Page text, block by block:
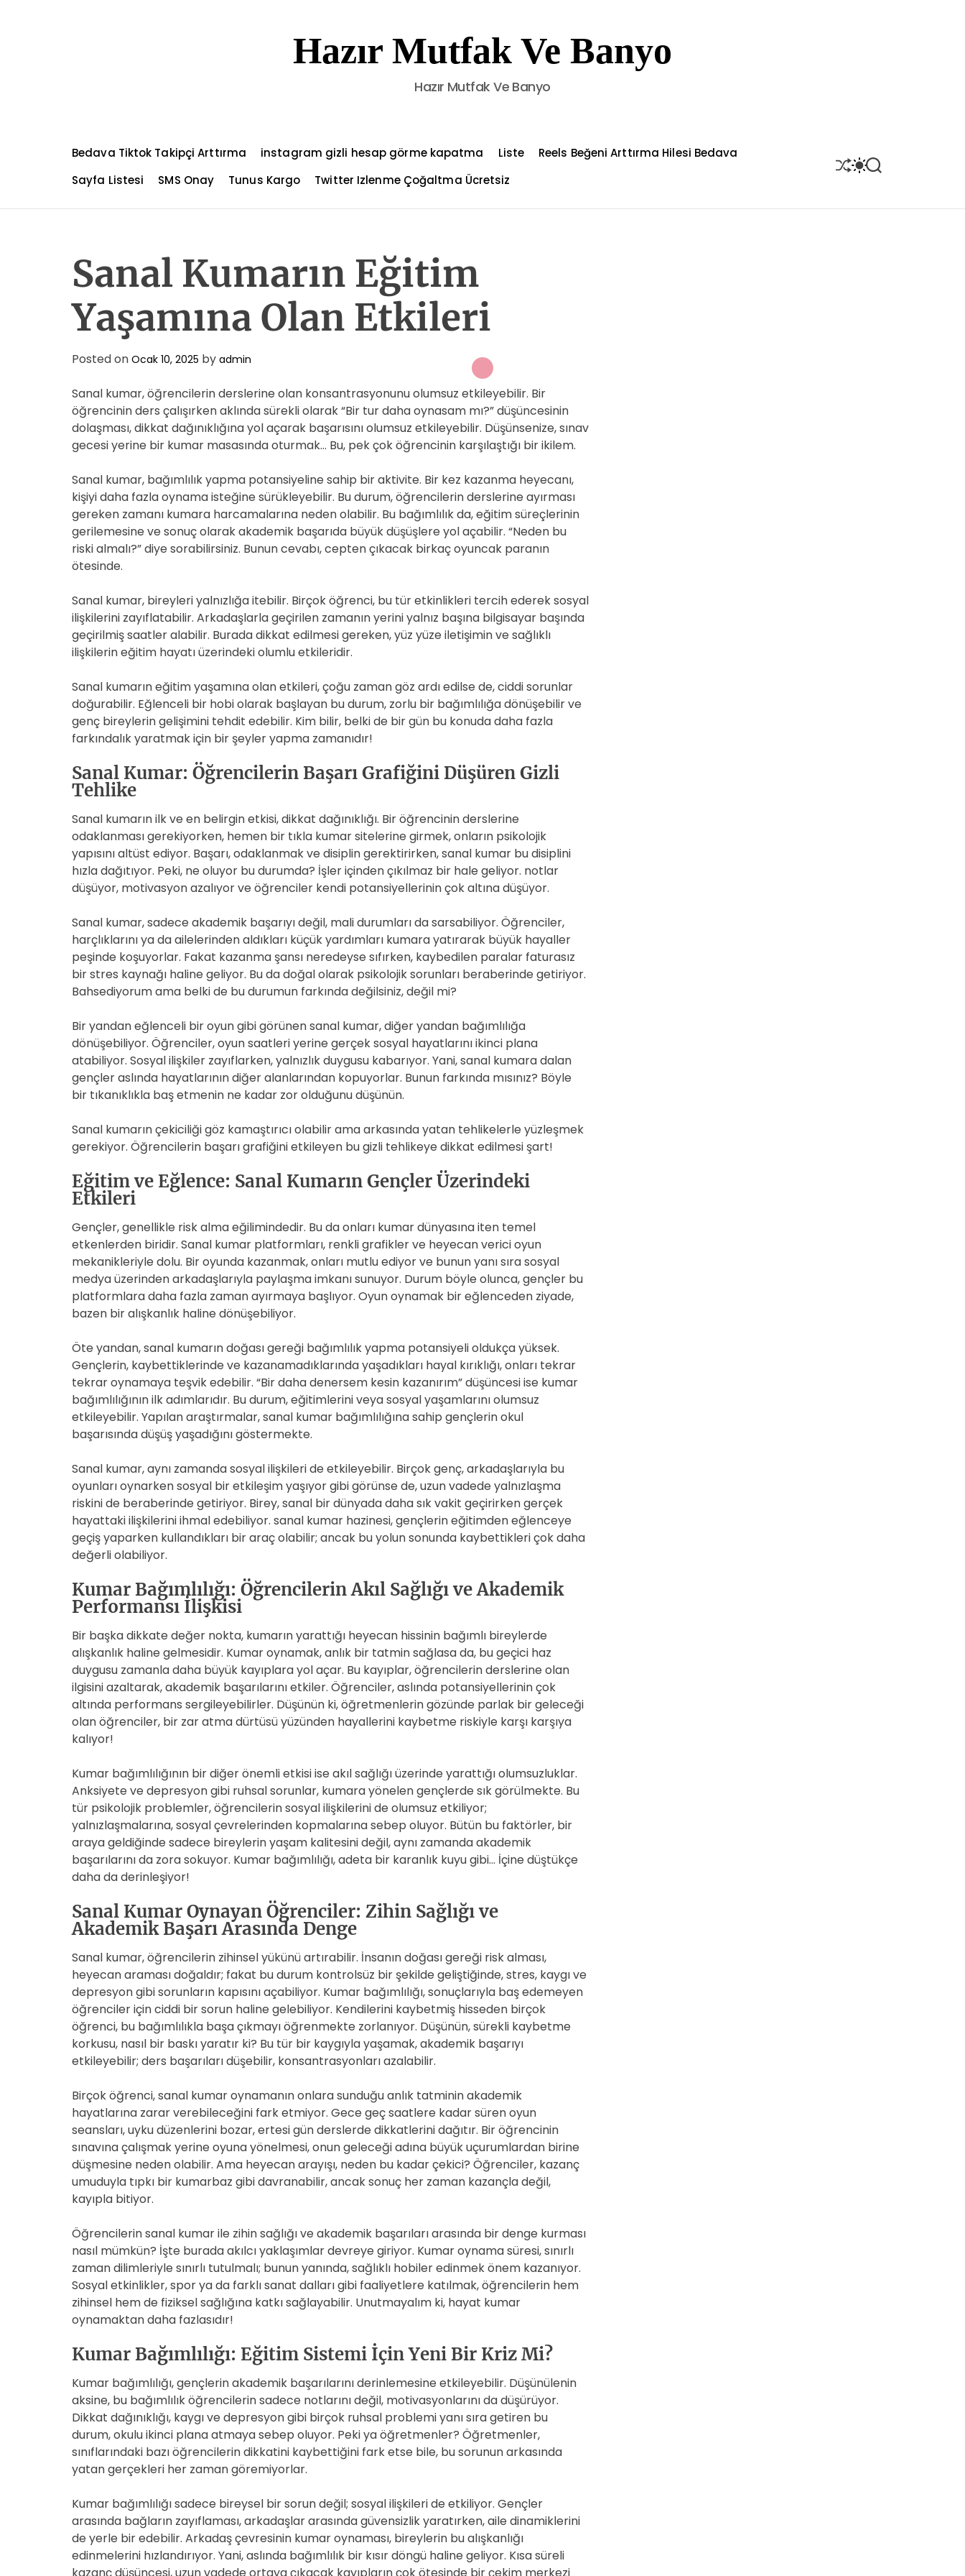
t
Hazır Mutfak Ve Banyo
Hazır Mutfak Ve Banyo
Bedava Tiktok Takipçi Arttırma instagram gizli hesap görme kapatma Liste
Reels Beğeni Arttırma Hilesi Bedava
Sayfa Listesi
SMS Onay Tunus Kargo Twitter Izlenme Çoğaltma Ücretsiz
S
H
S
W
S
E
Sanal Kumarın Eğitim
Yaşamına Olan Etkileri
Posted on Ocak 10, 2025 by admin
Sanal kumar, öğrencilerin derslerine olan konsantrasyonunu olumsuz etkileyebilir. Bir
öğrencinin ders çalışırken aklında sürekli olarak “Bir tur daha oynasam mı?” düşüncesinin
dolaşması, dikkat dağınıklığına yol açarak başarısını olumsuz etkileyebilir. Düşünsenize, sınav
gecesi yerine bir kumar masasında oturmak… Bu, pek çok öğrencinin karşılaştığı bir ikilem.
Sanal kumar, bağımlılık yapma potansiyeline sahip bir aktivite. Bir kez kazanma heyecanı,
kişiyi daha fazla oynama isteğine sürükleyebilir. Bu durum, öğrencilerin derslerine ayırması
gereken zamanı kumara harcamalarına neden olabilir. Bu bağımlılık da, eğitim süreçlerinin
gerilemesine ve sonuç olarak akademik başarıda büyük düşüşlere yol açabilir. “Neden bu
riski almalı?” diye sorabilirsiniz. Bunun cevabı, cepten çıkacak birkaç oyuncak paranın
ötesinde.
Sanal kumar, bireyleri yalnızlığa itebilir. Birçok öğrenci, bu tür etkinlikleri tercih ederek sosyal
ilişkilerini zayıflatabilir. Arkadaşlarla geçirilen zamanın yerini yalnız başına bilgisayar başında
geçirilmiş saatler alabilir. Burada dikkat edilmesi gereken, yüz yüze iletişimin ve sağlıklı
ilişkilerin eğitim hayatı üzerindeki olumlu etkileridir.
Sanal kumarın eğitim yaşamına olan etkileri, çoğu zaman göz ardı edilse de, ciddi sorunlar
doğurabilir. Eğlenceli bir hobi olarak başlayan bu durum, zorlu bir bağımlılığa dönüşebilir ve
genç bireylerin gelişimini tehdit edebilir. Kim bilir, belki de bir gün bu konuda daha fazla
farkındalık yaratmak için bir şeyler yapma zamanıdır!
Sanal Kumar: Öğrencilerin Başarı Grafiğini Düşüren Gizli
Tehlike
Sanal kumarın ilk ve en belirgin etkisi, dikkat dağınıklığı. Bir öğrencinin derslerine
odaklanması gerekiyorken, hemen bir tıkla kumar sitelerine girmek, onların psikolojik
yapısını altüst ediyor. Başarı, odaklanmak ve disiplin gerektirirken, sanal kumar bu disiplini
hızla dağıtıyor. Peki, ne oluyor bu durumda? İşler içinden çıkılmaz bir hale geliyor. notlar
düşüyor, motivasyon azalıyor ve öğrenciler kendi potansiyellerinin çok altına düşüyor.
Sanal kumar, sadece akademik başarıyı değil, mali durumları da sarsabiliyor. Öğrenciler,
harçlıklarını ya da ailelerinden aldıkları küçük yardımları kumara yatırarak büyük hayaller
peşinde koşuyorlar. Fakat kazanma şansı neredeyse sıfırken, kaybedilen paralar faturasız
bir stres kaynağı haline geliyor. Bu da doğal olarak psikolojik sorunları beraberinde getiriyor.
Bahsediyorum ama belki de bu durumun farkında değilsiniz, değil mi?
Bir yandan eğlenceli bir oyun gibi görünen sanal kumar, diğer yandan bağımlılığa
dönüşebiliyor. Öğrenciler, oyun saatleri yerine gerçek sosyal hayatlarını ikinci plana
atabiliyor. Sosyal ilişkiler zayıflarken, yalnızlık duygusu kabarıyor. Yani, sanal kumara dalan
gençler aslında hayatlarının diğer alanlarından kopuyorlar. Bunun farkında mısınız? Böyle
bir tıkanıklıkla baş etmenin ne kadar zor olduğunu düşünün.
Sanal kumarın çekiciliği göz kamaştırıcı olabilir ama arkasında yatan tehlikelerle yüzleşmek
gerekiyor. Öğrencilerin başarı grafiğini etkileyen bu gizli tehlikeye dikkat edilmesi şart!
Eğitim ve Eğlence: Sanal Kumarın Gençler Üzerindeki
Etkileri
Gençler, genellikle risk alma eğilimindedir. Bu da onları kumar dünyasına iten temel
etkenlerden biridir. Sanal kumar platformları, renkli grafikler ve heyecan verici oyun
mekanikleriyle dolu. Bir oyunda kazanmak, onları mutlu ediyor ve bunun yanı sıra sosyal
medya üzerinden arkadaşlarıyla paylaşma imkanı sunuyor. Durum böyle olunca, gençler bu
platformlara daha fazla zaman ayırmaya başlıyor. Oyun oynamak bir eğlenceden ziyade,
bazen bir alışkanlık haline dönüşebiliyor.
Öte yandan, sanal kumarın doğası gereği bağımlılık yapma potansiyeli oldukça yüksek.
Gençlerin, kaybettiklerinde ve kazanamadıklarında yaşadıkları hayal kırıklığı, onları tekrar
tekrar oynamaya teşvik edebilir. “Bir daha denersem kesin kazanırım” düşüncesi ise kumar
bağımlılığının ilk adımlarıdır. Bu durum, eğitimlerini veya sosyal yaşamlarını olumsuz
etkileyebilir. Yapılan araştırmalar, sanal kumar bağımlılığına sahip gençlerin okul
başarısında düşüş yaşadığını göstermekte.
Sanal kumar, aynı zamanda sosyal ilişkileri de etkileyebilir. Birçok genç, arkadaşlarıyla bu
oyunları oynarken sosyal bir etkileşim yaşıyor gibi görünse de, uzun vadede yalnızlaşma
riskini de beraberinde getiriyor. Birey, sanal bir dünyada daha sık vakit geçirirken gerçek
hayattaki ilişkilerini ihmal edebiliyor. sanal kumar hazinesi, gençlerin eğitimden eğlenceye
geçiş yaparken kullandıkları bir araç olabilir; ancak bu yolun sonunda kaybettikleri çok daha
değerli olabiliyor.
Kumar Bağımlılığı: Öğrencilerin Akıl Sağlığı ve Akademik
Performansı İlişkisi
Bir başka dikkate değer nokta, kumarın yarattığı heyecan hissinin bağımlı bireylerde
alışkanlık haline gelmesidir. Kumar oynamak, anlık bir tatmin sağlasa da, bu geçici haz
duygusu zamanla daha büyük kayıplara yol açar. Bu kayıplar, öğrencilerin derslerine olan
ilgisini azaltarak, akademik başarılarını etkiler. Öğrenciler, aslında potansiyellerinin çok
altında performans sergileyebilirler. Düşünün ki, öğretmenlerin gözünde parlak bir geleceği
olan öğrenciler, bir zar atma dürtüsü yüzünden hayallerini kaybetme riskiyle karşı karşıya
kalıyor!
Kumar bağımlılığının bir diğer önemli etkisi ise akıl sağlığı üzerinde yarattığı olumsuzluklar.
Anksiyete ve depresyon gibi ruhsal sorunlar, kumara yönelen gençlerde sık görülmekte. Bu
tür psikolojik problemler, öğrencilerin sosyal ilişkilerini de olumsuz etkiliyor;
yalnızlaşmalarına, sosyal çevrelerinden kopmalarına sebep oluyor. Bütün bu faktörler, bir
araya geldiğinde sadece bireylerin yaşam kalitesini değil, aynı zamanda akademik
başarılarını da zora sokuyor. Kumar bağımlılığı, adeta bir karanlık kuyu gibi… İçine düştükçe
daha da derinleşiyor!
Sanal Kumar Oynayan Öğrenciler: Zihin Sağlığı ve
Akademik Başarı Arasında Denge
Sanal kumar, öğrencilerin zihinsel yükünü artırabilir. İnsanın doğası gereği risk alması,
heyecan araması doğaldır; fakat bu durum kontrolsüz bir şekilde geliştiğinde, stres, kaygı ve
depresyon gibi sorunların kapısını açabiliyor. Kumar bağımlılığı, sonuçlarıyla baş edemeyen
öğrenciler için ciddi bir sorun haline gelebiliyor. Kendilerini kaybetmiş hisseden birçok
öğrenci, bu bağımlılıkla başa çıkmayı öğrenmekte zorlanıyor. Düşünün, sürekli kaybetme
korkusu, nasıl bir baskı yaratır ki? Bu tür bir kaygıyla yaşamak, akademik başarıyı
etkileyebilir; ders başarıları düşebilir, konsantrasyonları azalabilir.
Birçok öğrenci, sanal kumar oynamanın onlara sunduğu anlık tatminin akademik
hayatlarına zarar verebileceğini fark etmiyor. Gece geç saatlere kadar süren oyun
seansları, uyku düzenlerini bozar, ertesi gün derslerde dikkatlerini dağıtır. Bir öğrencinin
sınavına çalışmak yerine oyuna yönelmesi, onun geleceği adına büyük uçurumlardan birine
düşmesine neden olabilir. Ama heyecan arayışı, neden bu kadar çekici? Öğrenciler, kazanç
umuduyla tıpkı bir kumarbaz gibi davranabilir, ancak sonuç her zaman kazançla değil,
kayıpla bitiyor.
Öğrencilerin sanal kumar ile zihin sağlığı ve akademik başarıları arasında bir denge kurması
nasıl mümkün? İşte burada akılcı yaklaşımlar devreye giriyor. Kumar oynama süresi, sınırlı
zaman dilimleriyle sınırlı tutulmalı; bunun yanında, sağlıklı hobiler edinmek önem kazanıyor.
Sosyal etkinlikler, spor ya da farklı sanat dalları gibi faaliyetlere katılmak, öğrencilerin hem
zihinsel hem de fiziksel sağlığına katkı sağlayabilir. Unutmayalım ki, hayat kumar
oynamaktan daha fazlasıdır!
Kumar Bağımlılığı: Eğitim Sistemi İçin Yeni Bir Kriz Mi?
Kumar bağımlılığı, gençlerin akademik başarılarını derinlemesine etkileyebilir. Düşünülenin
aksine, bu bağımlılık öğrencilerin sadece notlarını değil, motivasyonlarını da düşürüyor.
Dikkat dağınıklığı, kaygı ve depresyon gibi birçok ruhsal problemi yanı sıra getiren bu
durum, okulu ikinci plana atmaya sebep oluyor. Peki ya öğretmenler? Öğretmenler,
sınıflarındaki bazı öğrencilerin dikkatini kaybettiğini fark etse bile, bu sorunun arkasında
yatan gerçekleri her zaman göremiyorlar.
Kumar bağımlılığı sadece bireysel bir sorun değil; sosyal ilişkileri de etkiliyor. Gençler
arasında bağların zayıflaması, arkadaşlar arasında güvensizlik yaratırken, aile dinamiklerini
de yerle bir edebilir. Arkadaş çevresinin kumar oynaması, bireylerin bu alışkanlığı
edinmelerini hızlandırıyor. Yani, aslında bağımlılık bir kısır döngü haline geliyor. Kısa süreli